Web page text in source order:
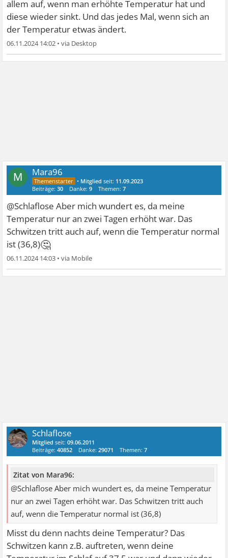
allem auf, wenn man erhöhte Temperatur hat und
diese wieder sinkt. Und das jedes Mal, wenn sich an
der Temperatur etwas ändert.
06.11.2024 14:02 •
M Mara96
• Mitglied seit: 11.09.2023
Beiträge:30 Danke:9 Themen:7
@Schlaflose Aber mich wundert es, da meine
Temperatur nur an zwei Tagen erhöht war. Das
Schwitzen tritt auch auf, wenn die Temperatur normal
ist (36,8)🤔
06.11.2024 14:03 •
Schlaflose
Mitglied seit:09.06.2011
Beiträge:40852 Danke:29071 Themen:7
Zitat von Mara96:
@Schlaflose Aber mich wundert es, da meine Temperatur
nur an zwei Tagen erhöht war. Das Schwitzen tritt auch
auf, wenn die Temperatur normal ist (36,8)
Misst du denn nachts deine Temperatur? Das
Schwitzen kann z.B. auftreten, wenn deine